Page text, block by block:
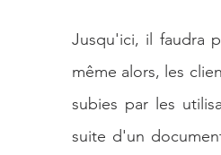
Jusqu'ici, il faudra
même alors, les
subies par les
suite d'un